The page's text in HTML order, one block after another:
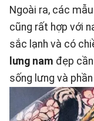
Ngoài ra, các
cũng rất hợp với
sắc lạnh và có
lưng nam đẹp
sống lưng và